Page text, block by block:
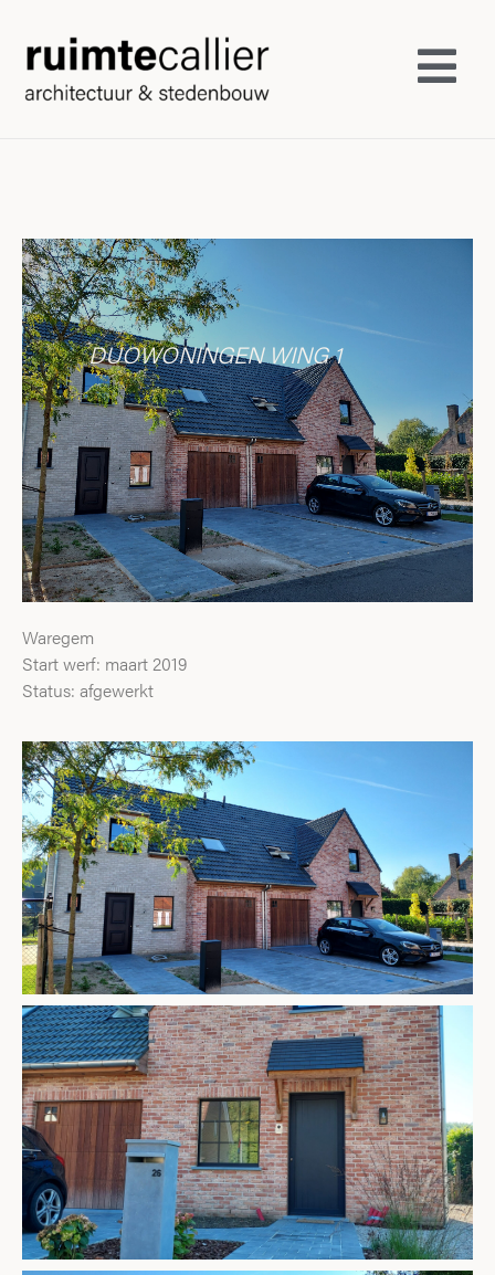
Waregem
Start werf: maart 2019
Status: afgewerkt
DUOWONINGEN WING 1